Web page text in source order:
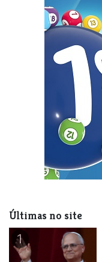
Últimas no site
1